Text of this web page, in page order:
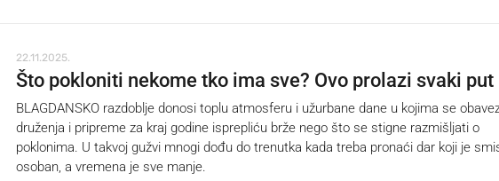
22.11.2025.
Što pokloniti nekome tko ima sve? Ovo prolazi svaki put
BLAGDANSKO razdoblje donosi toplu atmosferu i užurbane dane u kojima se
druženja i pripreme za kraj godine isprepliću brže nego što se stigne razmišljati o
poklonima. U takvoj gužvi mnogi dođu do trenutka kada treba pronaći dar koji je
osoban, a vremena je sve manje.